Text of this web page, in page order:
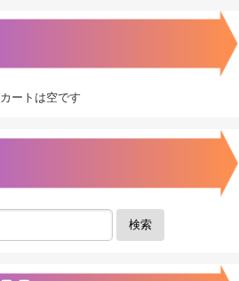
カートは空です
検索